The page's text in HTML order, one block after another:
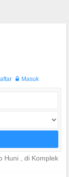
w Masuk
Huni , di Komplek